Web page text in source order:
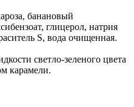
банановый
глицерол, натрия
S, вода очищенная.
светло-зеленого цвета
карамели.